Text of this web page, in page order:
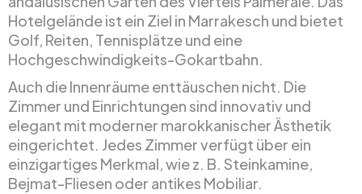
Hotelgelände ist ein Ziel in Marrakesch und bietet
Golf, Reiten, Tennisplätze und eine
Hochgeschwindigkeits-Gokartbahn.
Auch die Innenräume enttäuschen nicht. Die
Zimmer und Einrichtungen sind innovativ und
elegant mit moderner marokkanischer Ästhetik
eingerichtet. Jedes Zimmer verfügt über ein
einzigartiges Merkmal, wie z. B. Steinkamine,
Bejmat-Fliesen oder antikes Mobiliar.